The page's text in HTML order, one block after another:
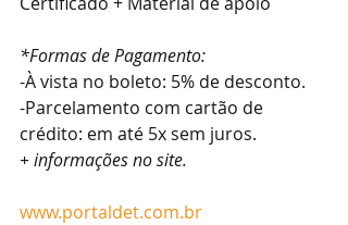
*Formas de Pagamento:
-À vista no boleto: 5% de desconto.
-Parcelamento com cartão de
crédito: em até 5x sem juros.
+ informações no site.
www.portaldet.com.br